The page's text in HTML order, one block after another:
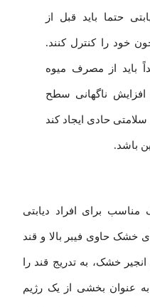
حتما باید قبل از
خود را کنترل کنند.
باید از مصرف میوه
ناگهانی سطح
حادی ایجاد کند
باشد.
مناسب برای افراد دیابتی
خشک حاوی فیبر بالا و قند
خشک، به تدریج قند را
عنوان بخشی از یک رژیم